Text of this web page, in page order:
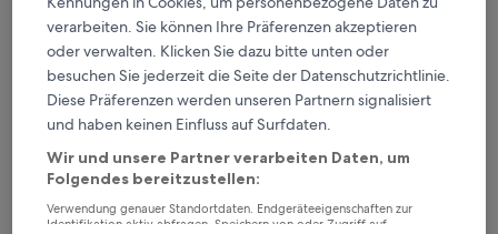
entfernt. Gästebewertung: 9,4/10 — Außergewöhnlich.
Empfohlene Unterkünfte
Preis (aufsteigend)
Deine Ausgangsbasis nahe
Bahnhof Casarano
Hotel Vico Regio
verarbeiten. Sie können Ihre Präferenzen akzeptieren
oder verwalten. Klicken Sie dazu bitte unten oder
besuchen Sie jederzeit die Seite der Datenschutzrichtlinie.
Diese Präferenzen werden unseren Partnern signalisiert
und haben keinen Einfluss auf Surfdaten.
Wir und unsere Partner verarbeiten Daten, um
Folgendes bereitzustellen:
Verwendung genauer Standortdaten. Endgeräteeigenschaften zur
Identifikation aktiv abfragen. Speichern von oder Zugriff auf